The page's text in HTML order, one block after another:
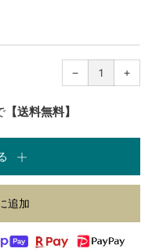
−
1
減
す
+
1
増
す
【送料無料】
追加